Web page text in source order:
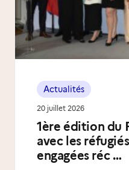
1ère édition du
avec les
engagées réc …
Actualités
20 juillet 2026